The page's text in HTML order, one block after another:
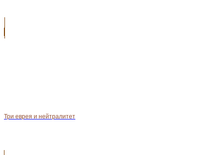
Три еврея и нейтралитет